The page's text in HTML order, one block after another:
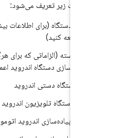
به صورت زیر تعریف می‌شود:
نوع دستگاه (برای اطلاعات بیشتر به
C: هسته (الزاماتی که برای هرگونه
پیاده‌سازی دستگاه اندروید اعمال می‌شود)
ح: دستگاه دستی اندروید
تی: دستگاه تلویزیون اندروید
الف) پیاده‌سازی اندروید اتوموتیو